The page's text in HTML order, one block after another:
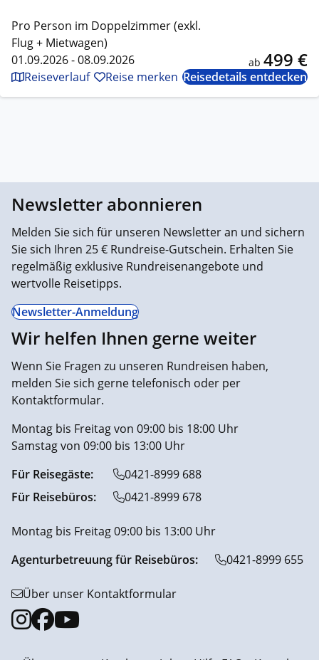
Pro Person im Doppelzimmer (exkl.
Flug + Mietwagen)
01.09.2026 - 08.09.2026
ab 499 €
Reiseverlauf Reise merken Reisedetails entdecken
Newsletter abonnieren
Melden Sie sich für unseren Newsletter an und sichern
Sie sich Ihren 25 € Rundreise-Gutschein. Erhalten Sie
regelmäßig exklusive Rundreisenangebote und
wertvolle Reisetipps.
Newsletter-Anmeldung
Wir helfen Ihnen gerne weiter
Wenn Sie Fragen zu unseren Rundreisen haben,
melden Sie sich gerne telefonisch oder per
Kontaktformular.
Montag bis Freitag von 09:00 bis 18:00 Uhr
Samstag von 09:00 bis 13:00 Uhr
Für Reisegäste:
0421-8999 688
Für Reisebüros:
0421-8999 678
Montag bis Freitag 09:00 bis 13:00 Uhr
Agenturbetreuung für Reisebüros:
0421-8999 655
Über unser Kontaktformular